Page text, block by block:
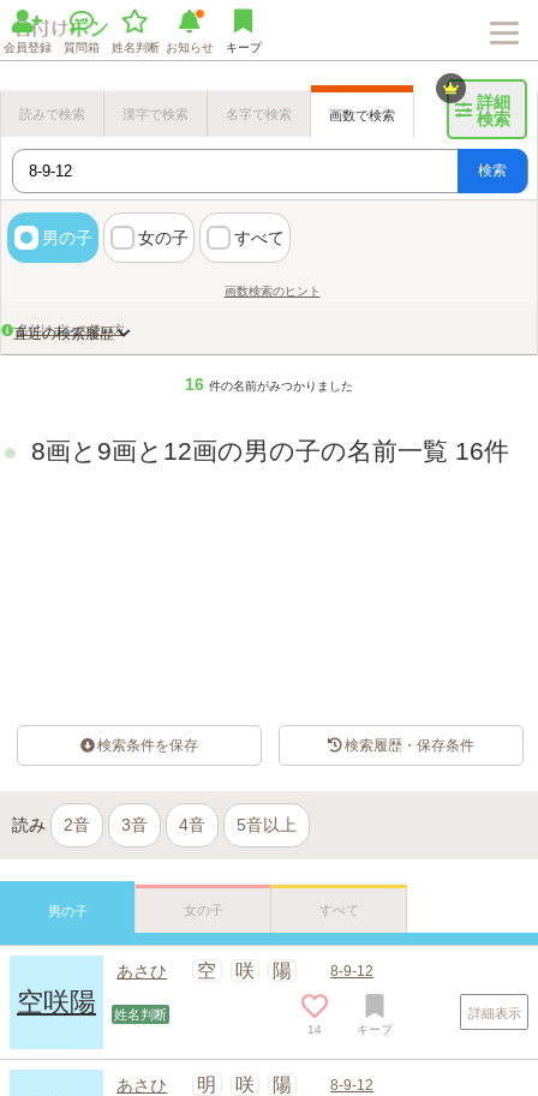
会員登録 質問箱 姓名判断 お知らせ キープ
詳細
検索
読みで検索 漢字で検索 名字で検索 画数で検索
検索
男の子 女の子 すべて
画数検索のヒント
名付けポンの使い方
直近の検索履歴
16 件の名前がみつかりました
8画と9画と12画の男の子の名前一覧 16件
検索条件を保存 検索履歴・保存条件
読み 2音 3音 4音 5音以上
男の子 女の子 すべて
空咲陽
あさひ 空 咲 陽 8-9-12
姓名判断
14 キープ
詳細表示
あさひ 明 咲 陽 8-9-12